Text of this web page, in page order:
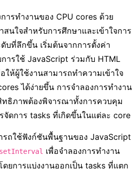
ารทำงานของ CPU cores ด้วย
นใจสำหรับการศึกษาและเข้าใจการ
บที่ลึกขึ้น เริ่มต้นจากการตั้งค่า
ารใช้ JavaScript ร่วมกับ HTML
ให้ผู้ใช้งานสามารถทำความเข้าใจ
ได้ง่ายขึ้น การจำลองการทำงาน
ทธิภาพต้องพิจารณาทั้งการควบคุม
จัดการ tasks ที่เกิดขึ้นในแต่ละ core
รถใช้ฟังก์ชันพื้นฐานของ JavaScript
setInterval เพื่อจำลองการทำงาน
ยการแบ่งงานออกเป็น tasks ที่แตก